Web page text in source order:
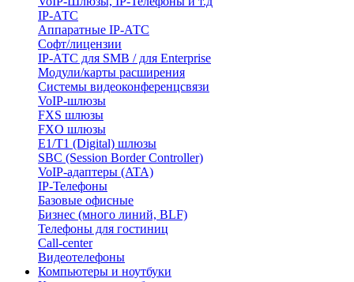
IP-АТС
Аппаратные IP-АТС
Софт/лицензии
IP-АТС для SMB / для Enterprise
Модули/карты расширения
Системы видеоконференцсвязи
VoIP-шлюзы
FXS шлюзы
FXO шлюзы
E1/T1 (Digital) шлюзы
SBC (Session Border Controller)
VoIP-адаптеры (ATA)
IP-Телефоны
Базовые офисные
Бизнес (много линий, BLF)
Телефоны для гостиниц
Call-center
Видеотелефоны
Компьютеры и ноутбуки